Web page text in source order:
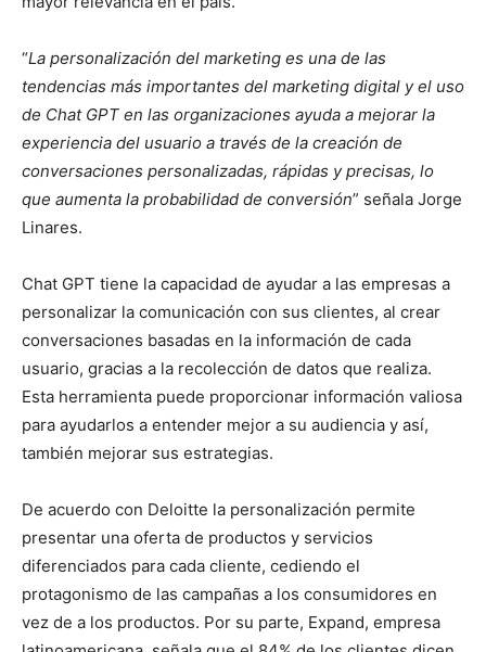
“La personalización del marketing es una de las
tendencias más importantes del marketing digital y el uso
de Chat GPT en las organizaciones ayuda a mejorar la
experiencia del usuario a través de la creación de
conversaciones personalizadas, rápidas y precisas, lo
que aumenta la probabilidad de conversión” señala Jorge
Linares.
Chat GPT tiene la capacidad de ayudar a las empresas a
personalizar la comunicación con sus clientes, al crear
conversaciones basadas en la información de cada
usuario, gracias a la recolección de datos que realiza.
Esta herramienta puede proporcionar información valiosa
para ayudarlos a entender mejor a su audiencia y así,
también mejorar sus estrategias.
De acuerdo con Deloitte la personalización permite
presentar una oferta de productos y servicios
diferenciados para cada cliente, cediendo el
protagonismo de las campañas a los consumidores en
vez de a los productos. Por su parte, Expand, empresa